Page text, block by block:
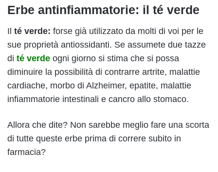
Erbe antinfiammatorie: il té verde
Il té verde: forse già utilizzato da molti di voi per le
sue proprietà antiossidanti. Se assumete due tazze
di té verde ogni giorno si stima che si possa
diminuire la possibilità di contrarre artrite, malattie
cardiache, morbo di Alzheimer, epatite, malattie
infiammatorie intestinali e cancro allo stomaco.
Allora che dite? Non sarebbe meglio fare una scorta
di tutte queste erbe prima di correre subito in
farmacia?